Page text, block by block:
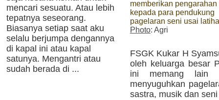
mencari sesuatu. Atau lebih
tepatnya seseorang.
Biasanya setiap saat aku
selalu berjumpa dengannya
di kapal ini atau kapal
satunya. Mengantri atau
sudah berada di ...
memberikan pengarahan
kepada para pendukung
pagelaran seni usai
Photo: Agri
FSGK Kukar H
oleh keluarga besar
ini memang lain
menyuguhkan
sastra, musik dan